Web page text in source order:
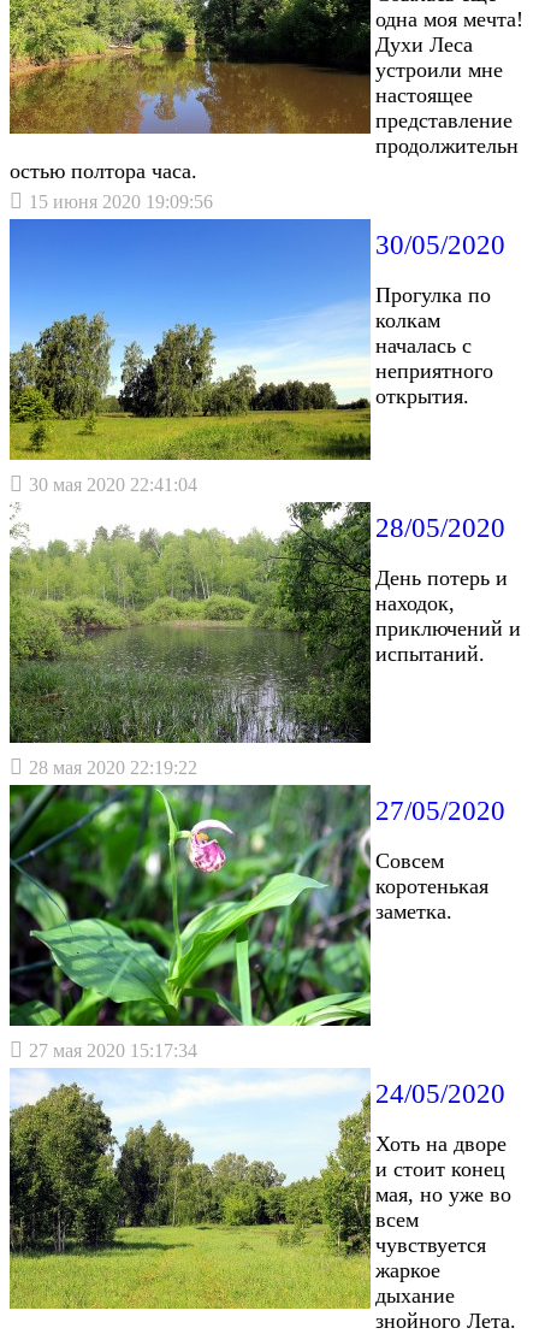
одна моя мечта!
Духи Леса
устроили мне
настоящее
представление
продолжительн
остью полтора часа.
15 июня 2020 19:09:56
30/05/2020
Прогулка по
колкам
началась с
неприятного
открытия.
30 мая 2020 22:41:04
28/05/2020
День потерь и
находок,
приключений и
испытаний.
28 мая 2020 22:19:22
27/05/2020
Совсем
коротенькая
заметка.
27 мая 2020 15:17:34
24/05/2020
Хоть на дворе
и стоит конец
мая, но уже во
всем
чувствуется
жаркое
дыхание
знойного Лета.